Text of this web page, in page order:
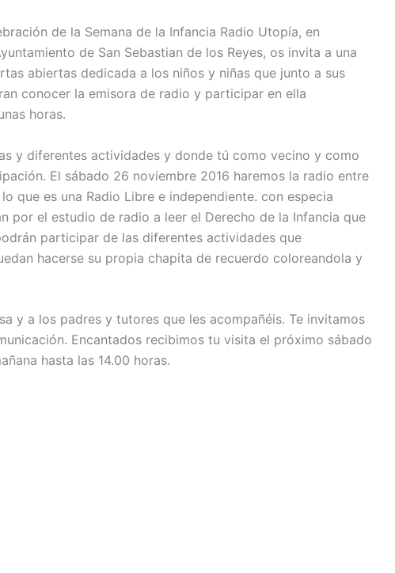
de la Semana de la Infancia Radio Utopía, en
de San Sebastian de los Reyes, os invita a una
abiertas dedicada a los niños y niñas que junto a sus
conocer la emisora de radio y participar en ella
horas.
y diferentes actividades y donde tú como vecino y como
El sábado 26 noviembre 2016 haremos la radio entre
que es una Radio Libre e independiente. con especia
por el estudio de radio a leer el Derecho de la Infancia que
participar de las diferentes actividades que
hacerse su propia chapita de recuerdo coloreandola y
y a los padres y tutores que les acompañéis. Te invitamos
Encantados recibimos tu visita el próximo sábado
hasta las 14.00 horas.